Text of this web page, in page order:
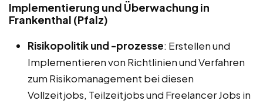
Implementierung und Überwachung in
Frankenthal (Pfalz)
Risikopolitik und -prozesse: Erstellen und
Implementieren von Richtlinien und Verfahren
zum Risikomanagement bei diesen
Vollzeitjobs, Teilzeitjobs und Freelancer Jobs in